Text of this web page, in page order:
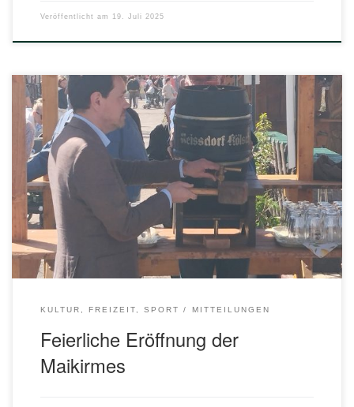
Veröffentlicht am 19. Juli 2025
Am Freitag, den 09. Mai 2025, begann die hiesige
Maikirmes. Und wie seit vielen Jahren wurde die Eröffnung
mit einem zünftigen Fassanstich begangen. Doch dieses
Jahr war etwas besonders: Nicht der Euskirchener
Bürgermeister Sacha Reichelt, der in den vergangenen
Jahren nach eigener Aussage ein durchaus
verbesserungsfähiges Bild abgegeben hatte, sondern […]
KULTUR, FREIZEIT, SPORT MITTEILUNGEN
Feierliche Eröffnung der
Maikirmes